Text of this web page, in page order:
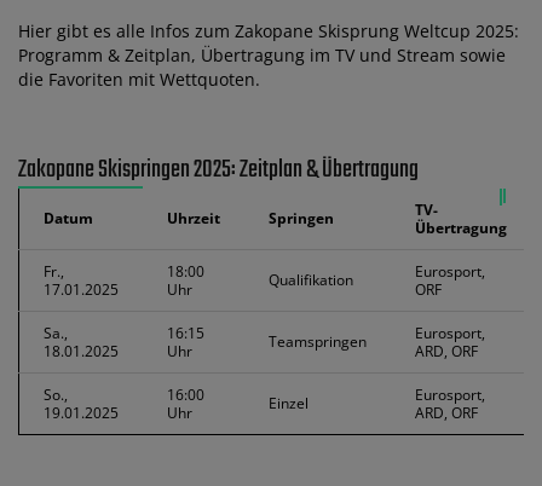
Hier gibt es alle Infos zum Zakopane Skisprung Weltcup 2025:
Programm & Zeitplan, Übertragung im TV und Stream sowie
die Favoriten mit Wettquoten.
Zakopane Skispringen 2025: Zeitplan & Übertragung
Datum Uhrzeit Springen
TV-
Übertragung
Fr.,
17.01.2025
18:00
Uhr
Qualifikation
Eurosport,
ORF
Sa.,
18.01.2025
16:15
Uhr
Teamspringen
Eurosport,
ARD, ORF
So.,
19.01.2025
16:00
Uhr
Einzel
Eurosport,
ARD, ORF